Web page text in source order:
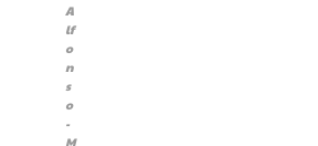
A
lf
o
n
s
o
-
M